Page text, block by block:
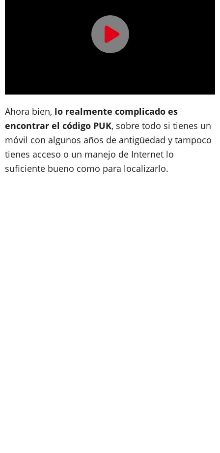
Ahora bien, lo realmente complicado es
encontrar el código PUK, sobre todo si tienes un
móvil con algunos años de antigüedad y tampoco
tienes acceso o un manejo de Internet lo
suficiente bueno como para localizarlo.